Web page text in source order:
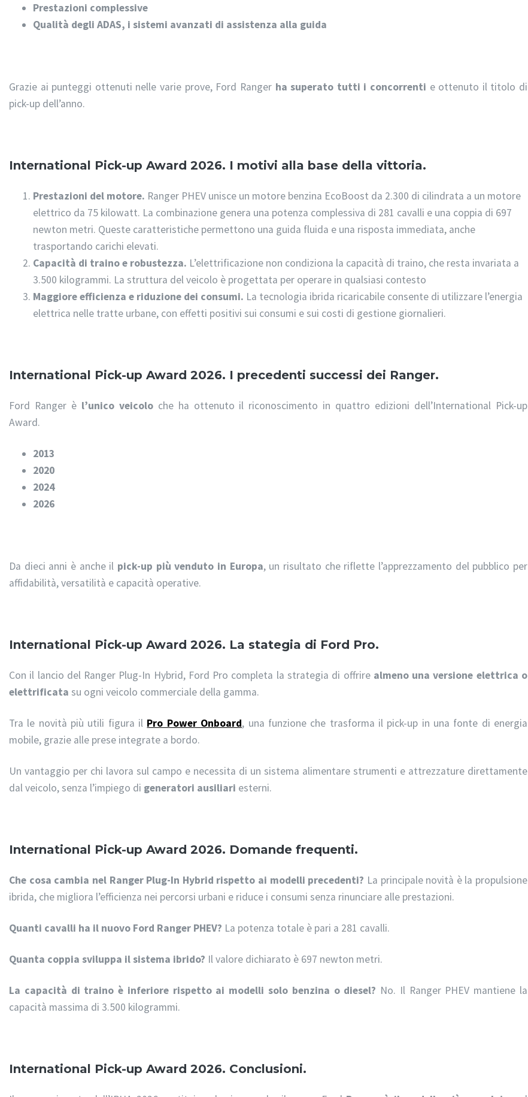
Prestazioni complessive
Qualità degli ADAS, i sistemi avanzati di assistenza alla guida
Grazie ai punteggi ottenuti nelle varie prove, Ford Ranger ha superato tutti i concorrenti e ottenuto il titolo di
pick-up dell’anno.
International Pick-up Award 2026. I motivi alla base della vittoria.
Prestazioni del motore. Ranger PHEV unisce un motore benzina EcoBoost da 2.300 di cilindrata a un motore
elettrico da 75 kilowatt. La combinazione genera una potenza complessiva di 281 cavalli e una coppia di 697
newton metri. Queste caratteristiche permettono una guida fluida e una risposta immediata, anche
trasportando carichi elevati.
Capacità di traino e robustezza. L’elettrificazione non condiziona la capacità di traino, che resta invariata a
3.500 kilogrammi. La struttura del veicolo è progettata per operare in qualsiasi contesto
Maggiore efficienza e riduzione dei consumi. La tecnologia ibrida ricaricabile consente di utilizzare l’energia
elettrica nelle tratte urbane, con effetti positivi sui consumi e sui costi di gestione giornalieri.
International Pick-up Award 2026. I precedenti successi dei Ranger.
Ford Ranger è l’unico veicoloche ha ottenuto il riconoscimento in quattro edizioni dell’International Pick-up
Award.
2013
2020
2024
2026
Da dieci anni è anche il pick-up più venduto in Europa, un risultato che riflette l’apprezzamento del pubblico per
affidabilità, versatilità e capacità operative.
International Pick-up Award 2026. La stategia di Ford Pro.
Con il lancio del Ranger Plug-In Hybrid, Ford Pro completa la strategia di offrire almeno una versione elettrica o
elettrificata su ogni veicolo commerciale della gamma.
Tra le novità più utili figura il Pro Power Onboard, una funzione che trasforma il pick-up in una fonte di energia
mobile, grazie alle prese integrate a bordo.
Un vantaggio per chi lavora sul campo e necessita di un sistema alimentare strumenti e attrezzature direttamente
dal veicolo, senza l’impiego di generatori ausiliari esterni.
International Pick-up Award 2026. Domande frequenti.
Che cosa cambia nel Ranger Plug-In Hybrid rispetto ai modelli precedenti? La principale novità è la propulsione
ibrida, che migliora l’efficienza nei percorsi urbani e riduce i consumi senza rinunciare alle prestazioni.
Quanti cavalli ha il nuovo Ford Ranger PHEV? La potenza totale è pari a 281 cavalli.
Quanta coppia sviluppa il sistema ibrido? Il valore dichiarato è 697 newton metri.
La capacità di traino è inferiore rispetto ai modelli solo benzina o diesel? No. Il Ranger PHEV mantiene la
capacità massima di 3.500 kilogrammi.
International Pick-up Award 2026. Conclusioni.